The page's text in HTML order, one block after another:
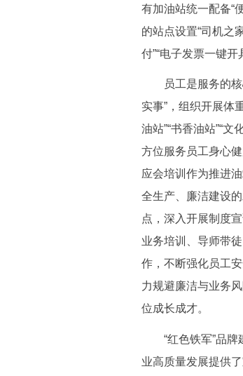
有加油站统一配备“
的站点设置“司机之
付”“电子发票一键
员工是服务的核
实事”，组织开展体
油站”“书香油站”“文
方位服务员工身心
应会培训作为推进
全生产、廉洁建设
点，深入开展制度
业务培训、导师带
作，不断强化员工
力规避廉洁与业务
位成长成才。
“红色铁军”品牌
业高质量发展提供